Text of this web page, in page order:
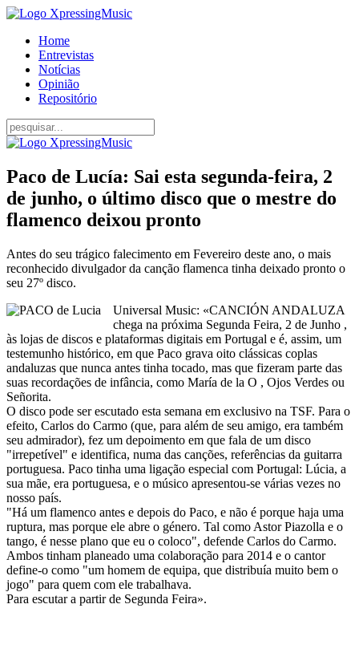
Home
Entrevistas
Notícias
Opinião
Repositório
Paco de Lucía: Sai esta segunda-feira, 2
de junho, o último disco que o mestre do
flamenco deixou pronto
Antes do seu trágico falecimento em Fevereiro deste ano, o mais
reconhecido divulgador da canção flamenca tinha deixado pronto o
seu 27º disco.
Universal Music: «CANCIÓN ANDALUZA
chega na próxima Segunda Feira, 2 de Junho ,
às lojas de discos e plataformas digitais em Portugal e é, assim, um
testemunho histórico, em que Paco grava oito clássicas coplas
andaluzas que nunca antes tinha tocado, mas que fizeram parte das
suas recordações de infância, como María de la O , Ojos Verdes ou
Señorita.
O disco pode ser escutado esta semana em exclusivo na TSF. Para o
efeito, Carlos do Carmo (que, para além de seu amigo, era também
seu admirador), fez um depoimento em que fala de um disco
"irrepetível" e identifica, numa das canções, referências da guitarra
portuguesa. Paco tinha uma ligação especial com Portugal: Lúcia, a
sua mãe, era portuguesa, e o músico apresentou-se várias vezes no
nosso país.
"Há um flamenco antes e depois do Paco, e não é porque haja uma
ruptura, mas porque ele abre o género. Tal como Astor Piazolla e o
tango, é nesse plano que eu o coloco", defende Carlos do Carmo.
Ambos tinham planeado uma colaboração para 2014 e o cantor
define-o como "um homem de equipa, que distribuía muito bem o
jogo" para quem com ele trabalhava.
Para escutar a partir de Segunda Feira».